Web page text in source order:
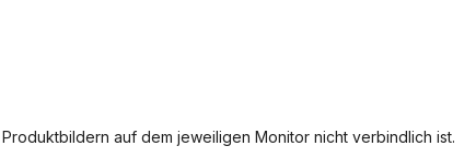
auf dem jeweiligen Monitor nicht verbindlich ist.